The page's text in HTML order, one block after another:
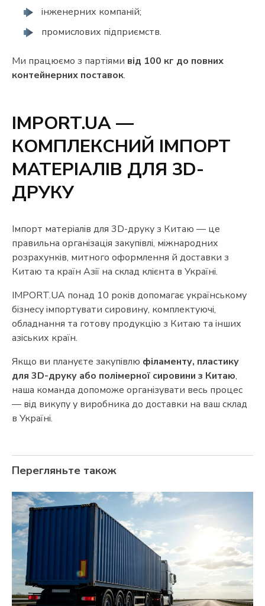
інженерних компаній;
промислових підприємств.
Ми працюємо з партіями від 100 кг до повних
контейнерних поставок.
IMPORT.UA —
КОМПЛЕКСНИЙ ІМПОРТ
МАТЕРІАЛІВ ДЛЯ 3D-
ДРУКУ
Імпорт матеріалів для 3D-друку з Китаю — це
правильна організація закупівлі, міжнародних
розрахунків, митного оформлення й доставки з
Китаю та країн Азії на склад клієнта в Україні.
IMPORT.UA понад 10 років допомагає українському
бізнесу імпортувати сировину, комплектуючі,
обладнання та готову продукцію з Китаю та інших
азіських країн.
Якщо ви плануєте закупівлю філаменту, пластику
для 3D-друку або полімерної сировини з Китаю,
наша команда допоможе організувати весь процес
— від викупу у виробника до доставки на ваш склад
в Україні.
Перегляньте також